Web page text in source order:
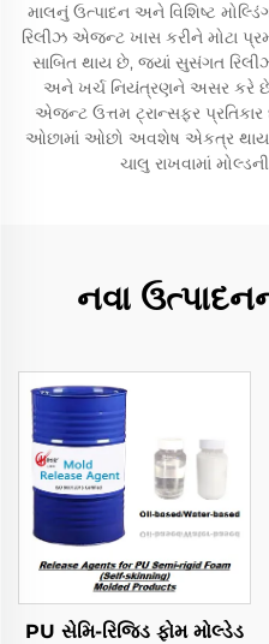
માલનું ઉત્પાદન અને વિશિષ્ટ
રિલીઝ એજન્ટ ખાસ કરીને મોટા
સાબિત થાય છે, જ્યાં સુસંગત રિલીઝ
અને ખર્ચ નિયંત્રણને અસર કરે છે.
એજન્ટ ઉત્તમ ટ્રાન્સફર
ઓછામાં ઓછો અવશેષ એકત્ર થાય
ચાલુ રાખવામાં
નવા
PU સેમિ-રિજિડ ફોમ મોલ્ડેડ